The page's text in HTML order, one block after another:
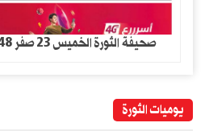
صحيفة الثورة الخميس 23 صفر 1448- 6 اغسطس 2026
يوميات الثورة